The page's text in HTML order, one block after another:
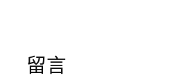
留言